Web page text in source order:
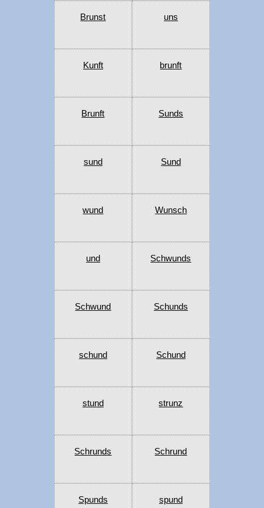
Brunst uns
Kunft brunft
Brunft Sunds
sund Sund
wund Wunsch
und Schwunds
Schwund Schunds
schund Schund
stund strunz
Schrunds Schrund
Spunds spund